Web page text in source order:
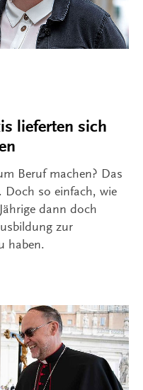
lieferten sich
Beruf machen? Das
Doch so einfach, wie
dann doch
zur
haben.